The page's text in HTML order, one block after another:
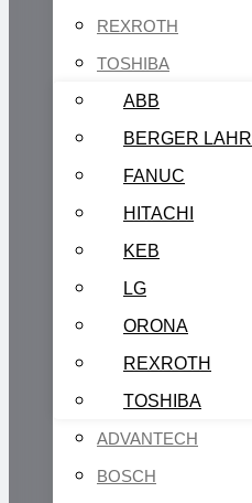
REXROTH
TOSHIBA
ABB
BERGER LAHR
FANUC
HITACHI
KEB
LG
ORONA
REXROTH
TOSHIBA
ADVANTECH
BOSCH